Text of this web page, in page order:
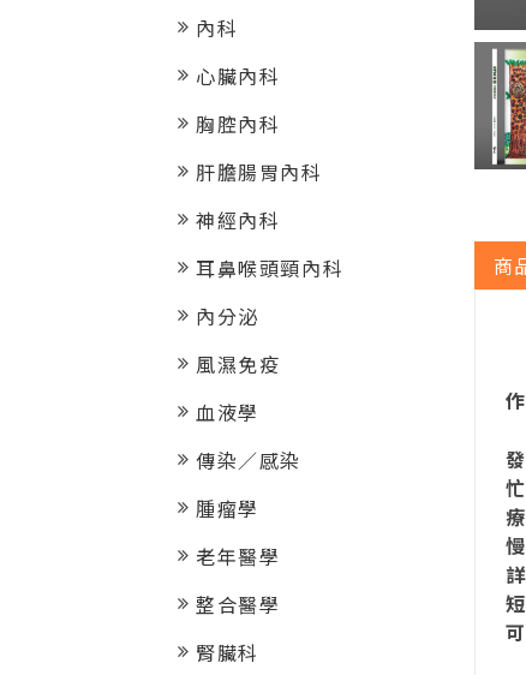
內科
心臟內科
胸腔內科
肝膽腸胃內科
神經內科
耳鼻喉頭頸內科
內分泌
風濕免疫
血液學
傳染／感染
腫瘤學
老年醫學
整合醫學
腎臟科
商